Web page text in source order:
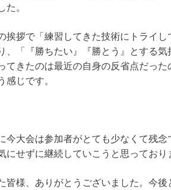
。
挨拶で「練習してきた技術にトライ
、「『勝ちたい』『勝とう』とする
てきたのは最近の自身の反省点だっ
じです。
今大会は参加者がとても少なくて残
にせずに継続していこうと思っており
皆様、ありがとうございました。今